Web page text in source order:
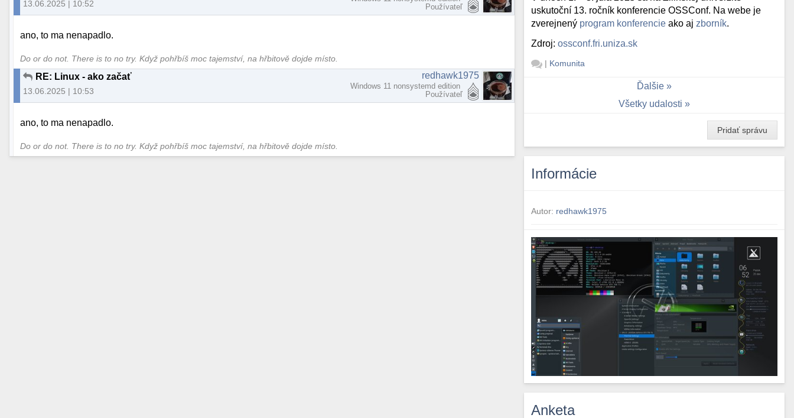
13.06.2025 | 10:52
Používateľ
ano, to ma nenapadlo.
Do or do not. There is to no try.​ Když pohřbíš moc tajemství, na hřbitově dojde místo.
RE: Linux - ako začať
13.06.2025 | 10:53
redhawk1975
Windows 11 nonsystemd edition
Používateľ
ano, to ma nenapadlo.
Do or do not. There is to no try.​ Když pohřbíš moc tajemství, na hřbitově dojde místo.
uskutoční 13. ročník konferencie OSSConf. Na webe je
zverejnený program konferencie ako aj zborník.
Zdroj:ossconf.fri.uniza.sk
| Komunita
Ďalšie
Všetky udalosti
Pridať správu
Informácie
Autor: redhawk1975
Anketa